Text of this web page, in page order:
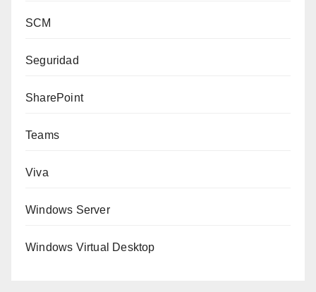
SCM
Seguridad
SharePoint
Teams
Viva
Windows Server
Windows Virtual Desktop